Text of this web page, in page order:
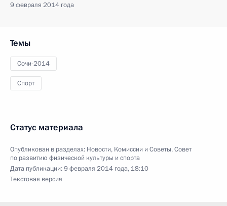
9 февраля 2014 года
Темы
Сочи-2014
Спорт
Статус материала
Опубликован в разделах: Новости, Комиссии и Советы,Совет
по развитию физической культуры и спорта
Дата публикации:9 февраля 2014 года, 18:10
Текстовая версия